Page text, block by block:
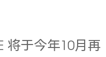
将于今年10月再